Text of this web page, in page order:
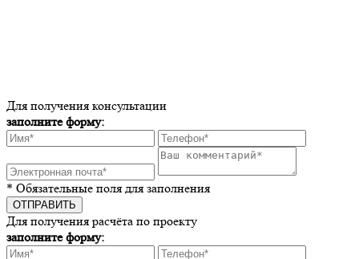
Для получения консультации
заполните форму:
* Обязательные поля для заполнения
Для получения расчёта по проекту
заполните форму: